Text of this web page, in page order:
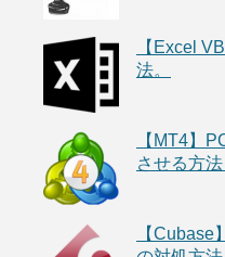
【Excel
法。
【MT4】
させる方
【Cubase